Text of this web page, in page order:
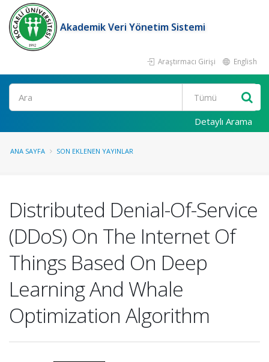
Akademik Veri Yönetim Sistemi
Araştırmacı Girişi English
Ara
Detaylı Arama
ANA SAYFA SON EKLENEN YAYINLAR
Distributed Denial-Of-Service
(DDoS) On The Internet Of
Things Based On Deep
Learning And Whale
Optimization Algorithm